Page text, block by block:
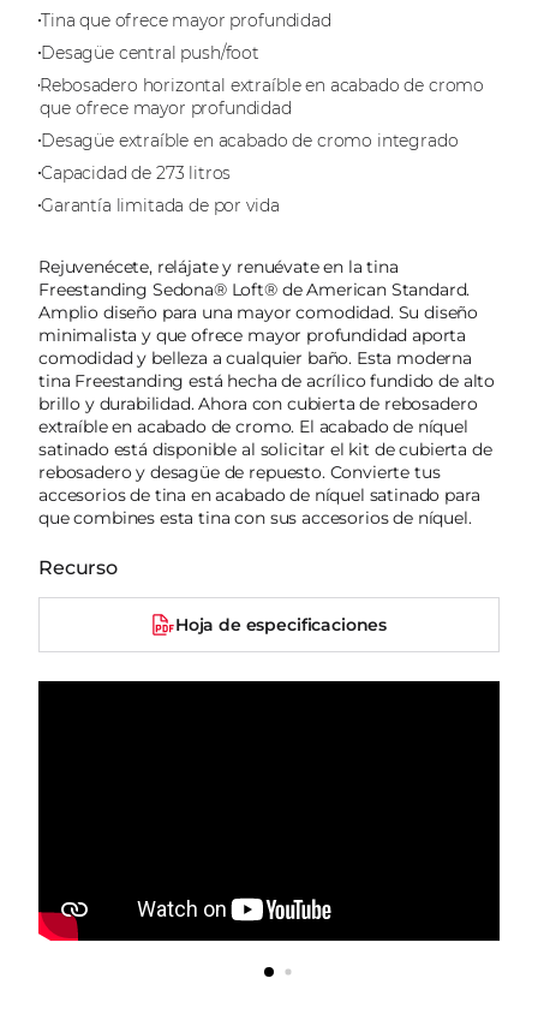
Tina que ofrece mayor profundidad
Desagüe central push/foot
Rebosadero horizontal extraíble en acabado de cromo
que ofrece mayor profundidad
Desagüe extraíble en acabado de cromo integrado
Capacidad de 273 litros
Garantía limitada de por vida
Rejuvenécete, relájate y renuévate en la tina
Freestanding Sedona® Loft® de American Standard.
Amplio diseño para una mayor comodidad. Su diseño
minimalista y que ofrece mayor profundidad aporta
comodidad y belleza a cualquier baño. Esta moderna
tina Freestanding está hecha de acrílico fundido de alto
brillo y durabilidad. Ahora con cubierta de rebosadero
extraíble en acabado de cromo. El acabado de níquel
satinado está disponible al solicitar el kit de cubierta de
rebosadero y desagüe de repuesto. Convierte tus
accesorios de tina en acabado de níquel satinado para
que combines esta tina con sus accesorios de níquel.
Recurso
Hoja de especificaciones